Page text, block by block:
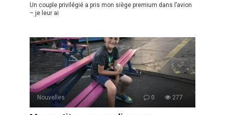
Un couple privilégié a pris mon siège premium dans l’avion
– je leur ai
Nouvelles 0 277